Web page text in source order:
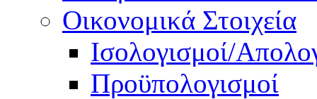
Οικονομικά Στοιχεία
Ισολογισμοί/
Προϋπολογισμοί